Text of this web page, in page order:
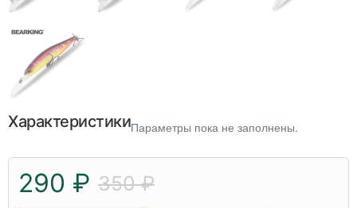
ХарактеристикиПараметры пока не заполнены.
290 ₽ 350 ₽